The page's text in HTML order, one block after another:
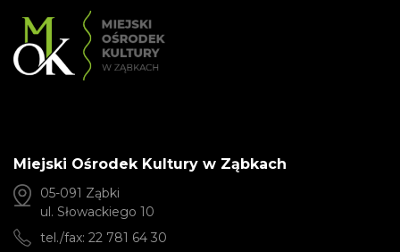
Miejski Ośrodek Kultury w Ząbkach
05-091 Ząbki
ul. Słowackiego 10
tel./fax: 22 781 64 30